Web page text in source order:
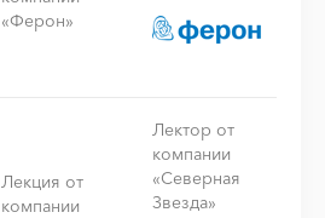
«Ферон»
Лекция от
компании
Лектор от
компании
«Северная
Звезда»